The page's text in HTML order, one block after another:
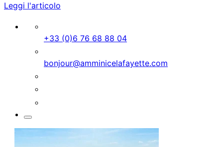
Leggi l'articolo
+33 (0)6 76 68 88 04
bonjour@amminicelafayette.com